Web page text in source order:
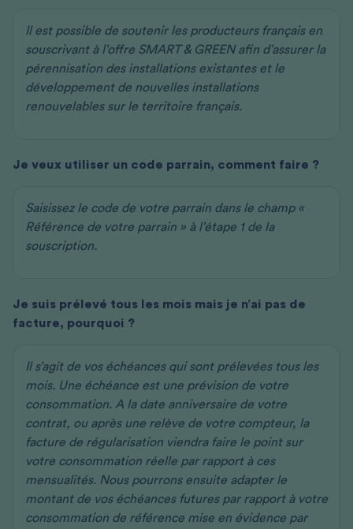
Il est possible de soutenir les producteurs français en
souscrivant à l’offre SMART & GREEN afin d’assurer la
pérennisation des installations existantes et le
développement de nouvelles installations
renouvelables sur le territoire français.
Je veux utiliser un code parrain, comment faire ?
Saisissez le code de votre parrain dans le champ «
Référence de votre parrain » à l’étape 1 de la
souscription.
Je suis prélevé tous les mois mais je n’ai pas de
facture, pourquoi ?
Il s’agit de vos échéances qui sont prélevées tous les
mois. Une échéance est une prévision de votre
consommation. A la date anniversaire de votre
contrat, ou après une relève de votre compteur, la
facture de régularisation viendra faire le point sur
votre consommation réelle par rapport à ces
mensualités. Nous pourrons ensuite adapter le
montant de vos échéances futures par rapport à votre
consommation de référence mise en évidence par